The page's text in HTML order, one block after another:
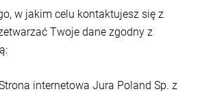
w jakim celu kontaktujesz się z
Twoje dane zgodny z
internetowa Jura Poland Sp. z